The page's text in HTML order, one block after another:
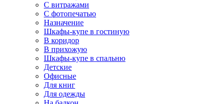
С витражами
С фотопечатью
Назначение
Шкафы-купе в гостиную
В коридор
В прихожую
Шкафы-купе в спальню
Детские
Офисные
Для книг
Для одежды